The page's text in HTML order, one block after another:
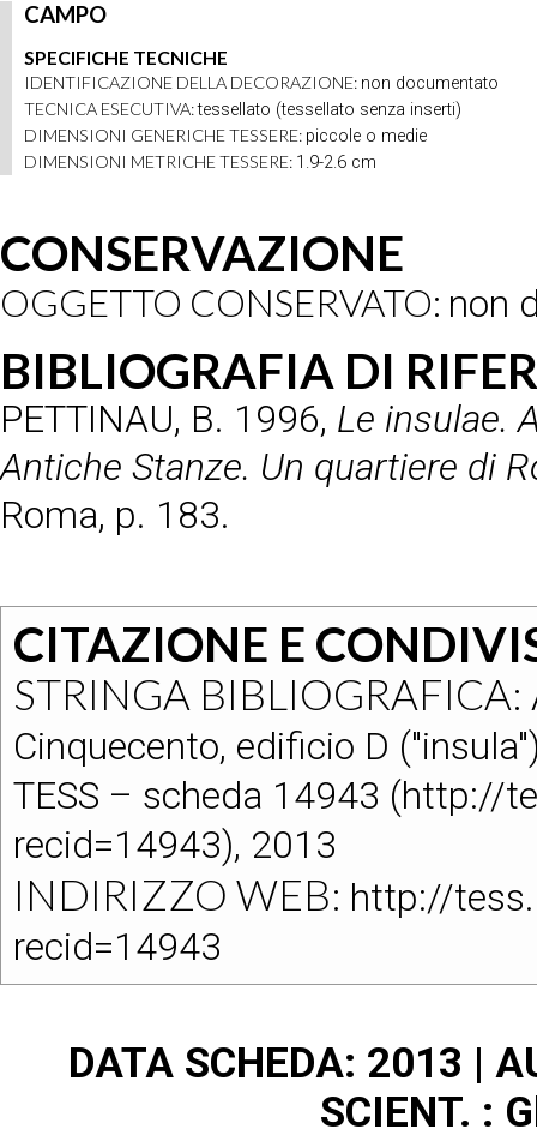
CAMPO
SPECIFICHE TECNICHE
IDENTIFICAZIONE DELLA DECORAZIONE: non documentato
TECNICA ESECUTIVA:tessellato (tessellato senza inserti)
DIMENSIONI GENERICHE TESSERE: piccole o medie
DIMENSIONI METRICHE TESSERE: 1.9-2.6 cm
CONSERVAZIONE
OGGETTO CONSERVATO: non
BIBLIOGRAFIA DI
PETTINAU, B. 1996, Le insulae.
Antiche Stanze. Un quartiere di
Roma, p. 183.
CITAZIONE E
STRINGA BIBLIOGRAFICA:
Cinquecento, edificio D
TESS – scheda 14943 (http://
recid=14943), 2013
INDIRIZZO WEB: http://
recid=14943
DATA SCHEDA: 2013 |
SCIENT. :